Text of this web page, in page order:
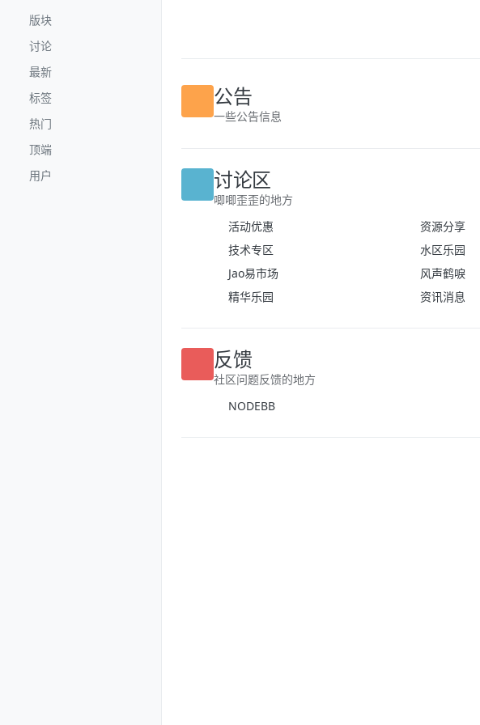
版块
讨论
最新
标签
热门
顶端
用户
公告
一些公告信息
讨论区
唧唧歪歪的地方
活动优惠
资源分享
技术专区
水区乐园
Jao易市场
风声鹤唳
精华乐园
资讯消息
反馈
社区问题反馈的地方
NODEBB